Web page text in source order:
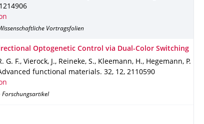
Vortragsfolien
Optogenetic Control via Dual-Color Switching
G. F., Vierock, J., Reineke, S., Kleemann, H., Hegemann, P.
functional materials. 32, 12, 2110590
Forschungsartikel